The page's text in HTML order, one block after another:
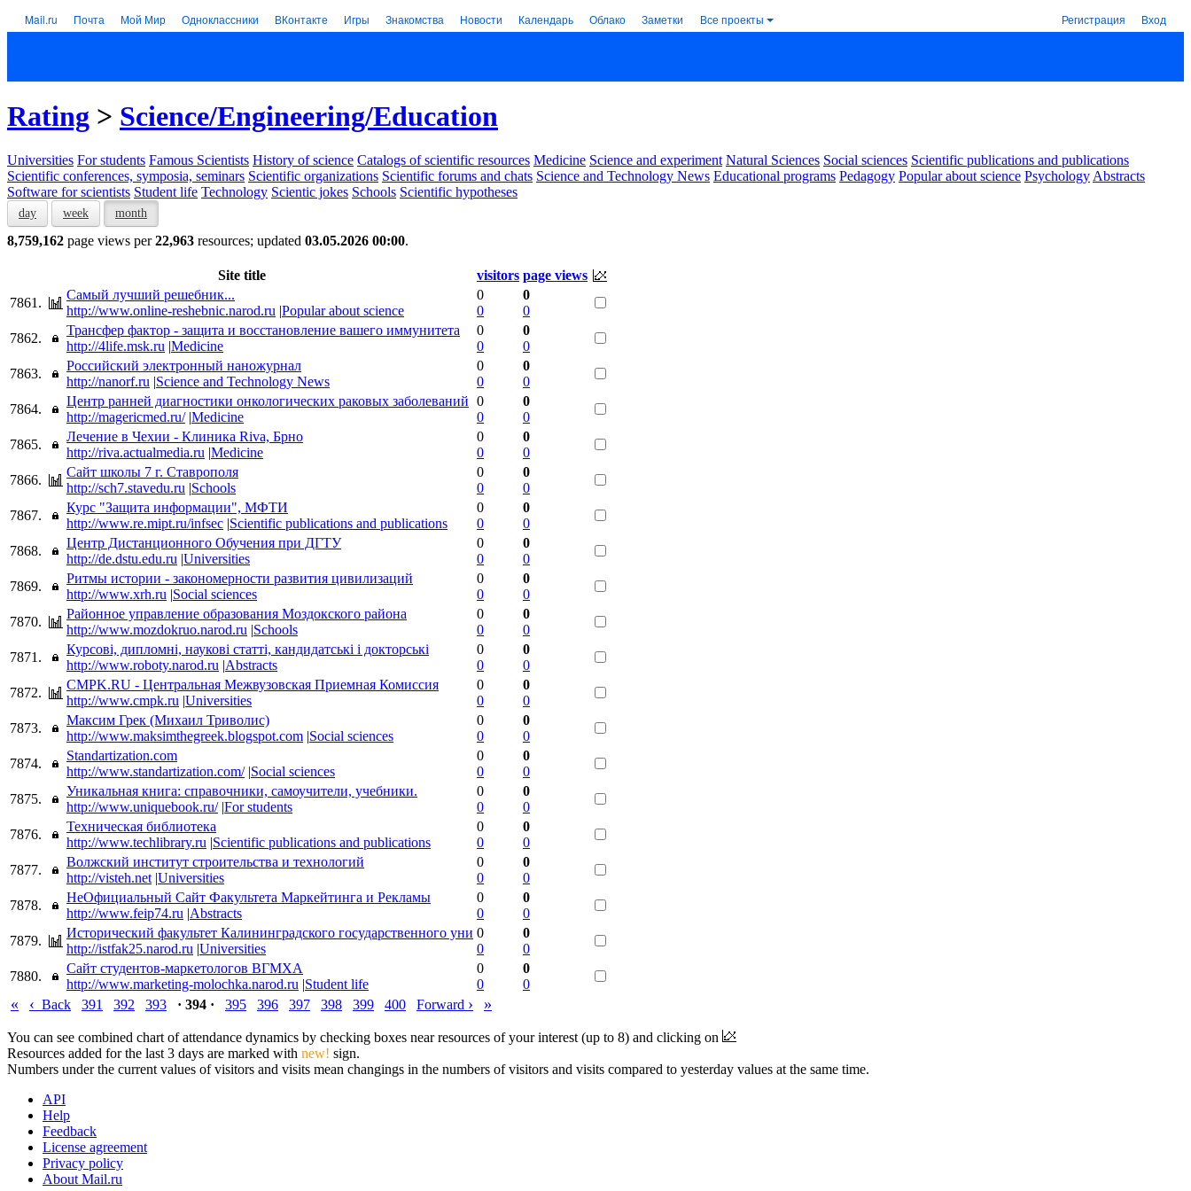
Mail.ru Почта Мой Мир Одноклассники ВКонтакте Игры Знакомства Новости Календарь Облако Заметки Все проекты Регистрация Вход
Rating > Science/Engineering/Education
Universities For students Famous Scientists History of science Catalogs of scientific resources Medicine Science and experiment Natural Sciences Social sciences Scientific publications and publications
Scientific conferences, symposia, seminars Scientific organizations Scientific forums and chats Science and Technology News Educational programs Pedagogy Popular about science Psychology Abstracts
Software for scientists Student life Technology Scientic jokes Schools Scientific hypotheses
day week month
8,759,162 page views per22,963 resources; updated 03.05.2026 00:00.
Site title visitors page views
7861.
Самый лучший решебник...
http://www.online-reshebnic.narod.ru |Popular about science
0
0
0
0
7862.
Трансфер фактор - защита и восстановление вашего иммунитета
http://4life.msk.ru |Medicine
0
0
0
0
7863.
Российский электронный наножурнал
http://nanorf.ru |Science and Technology News
0
0
0
0
7864.
Центр ранней диагностики онкологических раковых заболеваний
http://magericmed.ru/ |Medicine
0
0
0
0
7865.
Лечение в Чехии - Клиника Riva, Брно
http://riva.actualmedia.ru |Medicine
0
0
0
0
7866.
Сайт школы 7 г. Ставрополя
http://sch7.stavedu.ru |Schools
0
0
0
0
7867.
Курс "Защита информации", МФТИ
http://www.re.mipt.ru/infsec |Scientific publications and publications
0
0
0
0
7868.
Центр Дистанционного Обучения при ДГТУ
http://de.dstu.edu.ru |Universities
0
0
0
0
7869.
Ритмы истории - закономерности развития цивилизаций
http://www.xrh.ru |Social sciences
0
0
0
0
7870.
Районное управление образования Моздокского района
http://www.mozdokruo.narod.ru |Schools
0
0
0
0
7871.
Курсовi, дипломнi, науковi статтi, кандидатськi i докторськi
http://www.roboty.narod.ru |Abstracts
0
0
0
0
7872.
CMPK.RU - Центральная Межвузовская Приемная Комиссия
http://www.cmpk.ru |Universities
0
0
0
0
7873.
Максим Грек (Михаил Триволис)
http://www.maksimthegreek.blogspot.com |Social sciences
0
0
0
0
7874.
Standartization.com
http://www.standartization.com/ |Social sciences
0
0
0
0
7875.
Уникальная книга: справочники, самоучители, учебники.
http://www.uniquebook.ru/ |For students
0
0
0
0
7876.
Техническая библиотека
http://www.techlibrary.ru |Scientific publications and publications
0
0
0
0
7877.
Волжский институт строительства и технологий
http://visteh.net |Universities
0
0
0
0
7878.
НеОфициальный Сайт Факультета Маркейтинга и Рекламы
http://www.feip74.ru |Abstracts
0
0
0
0
7879.
Исторический факультет Калининградского государственного уни
http://istfak25.narod.ru |Universities
0
0
0
0
7880.
Сайт студентов-маркетологов ВГМХА
http://www.marketing-molochka.narod.ru |Student life
0
0
0
0
« ‹ Back 391 392 393 · 394 · 395 396 397 398 399 400 Forward › »
You can see combined chart of attendance dynamics by checking boxes near resources of your interest (up to 8) and clicking on
Resources added for the last 3 days are marked with new! sign.
Numbers under the current values of visitors and visits mean changings in the numbers of visitors and visits compared to yesterday values at the same time.
API
Help
Feedback
License agreement
Privacy policy
About Mail.ru